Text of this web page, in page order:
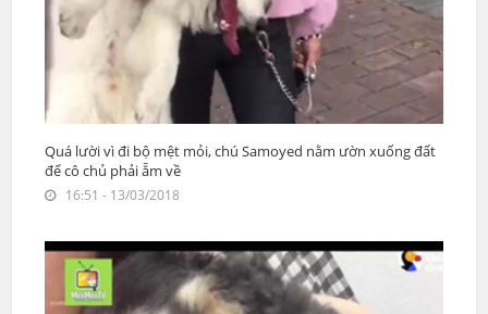
Quá lười vì đi bộ mệt mỏi, chú Samoyed nằm ườn xuống đất
để cô chủ phải ẵm về
16:51 - 13/03/2018